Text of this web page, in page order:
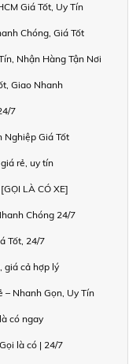
Giá Tốt, Uy Tín
Chóng, Giá Tốt
Nhận Hàng Tận Nơi
Giao Nhanh
7
Nghiệp Giá Tốt
rẻ, uy tín
LÀ CÓ XE]
Chóng 24/7
Tốt, 24/7
giá cả hợp lý
– Nhanh Gọn, Uy Tín
có ngay
là có | 24/7